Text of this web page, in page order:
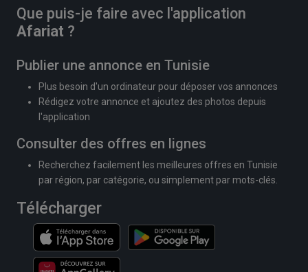
Que puis-je faire avec l'application
Afariat ?
Publier une annonce en Tunisie
Plus besoin d'un ordinateur pour déposer vos annonces
Rédigez votre annonce et ajoutez des photos depuis
l'application
Consulter des offres en lignes
Recherchez facilement les meilleures offres en Tunisie
par région, par catégorie, ou simplement par mots-clés.
Télécharger